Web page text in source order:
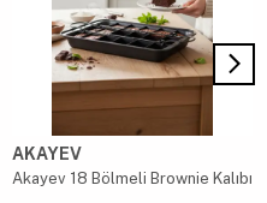
AKAYEV
Akayev 18 Bölmeli Brownie Kalıbı